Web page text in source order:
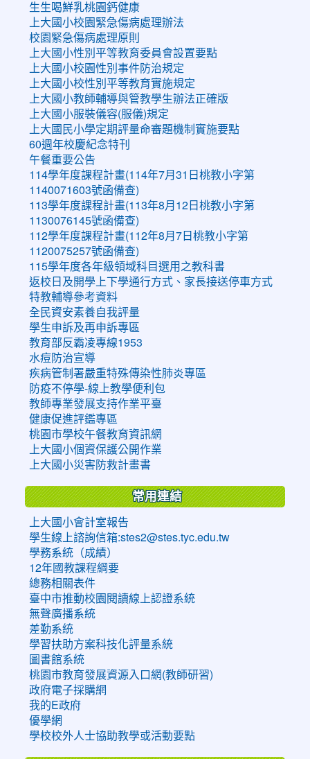
生生喝鮮乳桃園鈣健康
上大國小校園緊急傷病處理辦法
校園緊急傷病處理原則
上大國小性別平等教育委員會設置要點
上大國小校園性別事件防治規定
上大國小校性別平等教育實施規定
上大國小教師輔導與管教學生辦法正確版
上大國小服裝儀容(服儀)規定
上大國民小學定期評量命審題機制實施要點
60週年校慶紀念特刊
午餐重要公告
114學年度課程計畫(114年7月31日桃教小字第
1140071603號函備查)
113學年度課程計畫(113年8月12日桃教小字第
1130076145號函備查)
112學年度課程計畫(112年8月7日桃教小字第
1120075257號函備查)
115學年度各年級領域科目選用之教科書
返校日及開學上下學通行方式、家長接送停車方式
特教輔導參考資料
全民資安素養自我評量
學生申訴及再申訴專區
教育部反霸凌專線1953
水痘防治宣導
疾病管制署嚴重特殊傳染性肺炎專區
防疫不停學-線上教學便利包
教師專業發展支持作業平臺
健康促進評鑑專區
桃園市學校午餐教育資訊網
上大國小個資保護公開作業
上大國小災害防救計畫書
常用連結
上大國小會計室報告
學生線上諮詢信箱:stes2@stes.tyc.edu.tw
學務系統（成績）
12年國教課程綱要
總務相關表件
臺中市推動校園閱讀線上認證系統
無聲廣播系統
差勤系統
學習扶助方案科技化評量系統
圖書館系統
桃園市教育發展資源入口網(教師研習)
政府電子採購網
我的E政府
優學網
學校校外人士協助教學或活動要點